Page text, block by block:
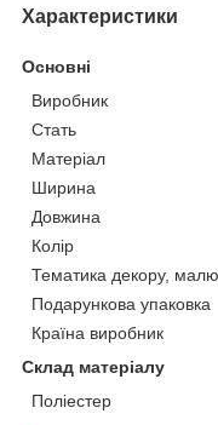
Характеристики
Основні
Виробник
Стать
Матеріал
Ширина
Довжина
Колір
Тематика декору,
Подарункова упаковка
Країна виробник
Склад матеріалу
Поліестер